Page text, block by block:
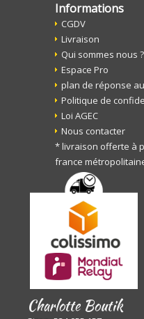
Informations
CGDV
Livraison
Qui sommes nous ?
Espace Pro
plan de réponse
Politique de
Loi AGEC
Nous contacter
* livraison offerte à
france
Charlotte Boutik